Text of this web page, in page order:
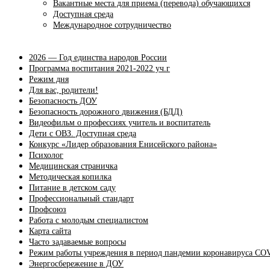
Вакантные места для приема (перевода) обучающихся
Доступная среда
Международное сотрудничество
2026 — Год единства народов России
Программа воспитания 2021-2022 уч.г
Режим дня
Для вас, родители!
Безопасность ДОУ
Безопасность дорожного движения (БДД)
Видеофильм о профессиях учитель и воспитатель
Дети с ОВЗ. Доступная среда
Конкурс «Лидер образования Енисейского района»
Психолог
Медицинская страничка
Методическая копилка
Питание в детском саду
Профессиональный стандарт
Профсоюз
Работа с молодым специалистом
Карта сайта
Часто задаваемые вопросы
Режим работы учреждения в период пандемии коронавируса
Энергосбережение в ДОУ